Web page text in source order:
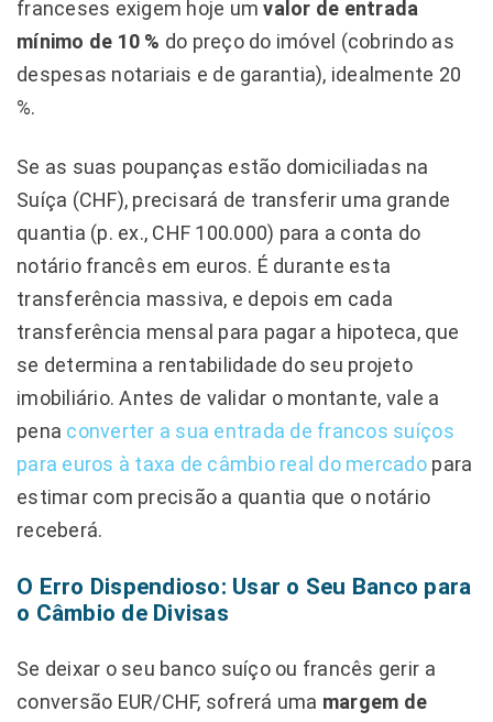
franceses exigem hoje umvalor de entrada
mínimo de 10 % do preço do imóvel (cobrindo as
despesas notariais e de garantia), idealmente 20
%.
Se as suas poupanças estão domiciliadas na
Suíça (CHF), precisará de transferir uma grande
quantia (p. ex., CHF 100.000) para a conta do
notário francês em euros. É durante esta
transferência massiva, e depois em cada
transferência mensal para pagar a hipoteca, que
se determina a rentabilidade do seu projeto
imobiliário. Antes de validar o montante, vale a
pena converter a sua entrada de francos suíços
para euros à taxa de câmbio real do mercado para
estimar com precisão a quantia que o notário
receberá.
O Erro Dispendioso: Usar o Seu Banco para
o Câmbio de Divisas
Se deixar o seu banco suíço ou francês gerir a
conversão EUR/CHF, sofrerá uma margem de